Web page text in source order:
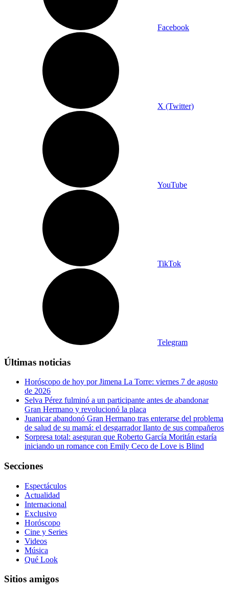
Facebook
X (Twitter)
YouTube
TikTok
Telegram
Últimas noticias
Horóscopo de hoy por Jimena La Torre: viernes 7 de agosto
de 2026
Selva Pérez fulminó a un participante antes de abandonar
Gran Hermano y revolucionó la placa
Juanicar abandonó Gran Hermano tras enterarse del problema
de salud de su mamá: el desgarrador llanto de sus compañeros
Sorpresa total: aseguran que Roberto García Moritán estaría
iniciando un romance con Emily Ceco de Love is Blind
Secciones
Espectáculos
Actualidad
Internacional
Exclusivo
Horóscopo
Cine y Series
Videos
Música
Qué Look
Sitios amigos